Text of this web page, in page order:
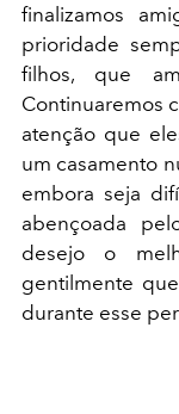
finalizamos
prioridade
filhos, que
Continuaremos
atenção que
um casamento
embora seja
abençoada
desejo o
gentilmente
durante esse